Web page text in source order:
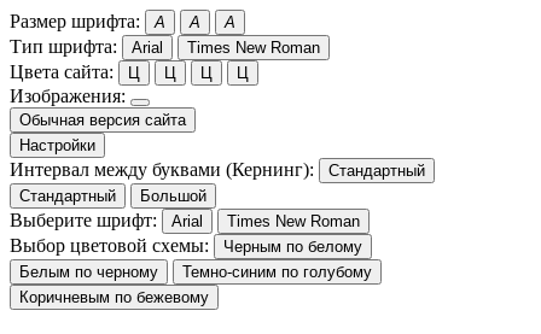
Размер шрифта: A A A
Тип шрифта: Arial Times New Roman
Цвета сайта: Ц Ц Ц Ц
Изображения:
Обычная версия сайта
Настройки
Интервал между буквами (Кернинг):
Стандартный
Стандартный
Большой
Выберите шрифт: Arial Times New Roman
Выбор цветовой схемы:
Черным по белому
Белым по черному
Темно-синим по голубому
Коричневым по бежевому